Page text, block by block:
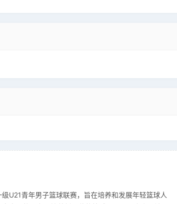
U21青年男子篮球联赛，旨在培养和发展年轻篮球人